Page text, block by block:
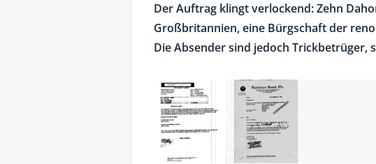
Der Auftrag klingt verlockend: Zehn
Großbritannien, eine Bürgschaft der
Die Absender sind jedoch Trickbetrüger,